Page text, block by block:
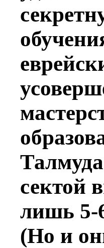
сектой
лишь 5-
(Но и